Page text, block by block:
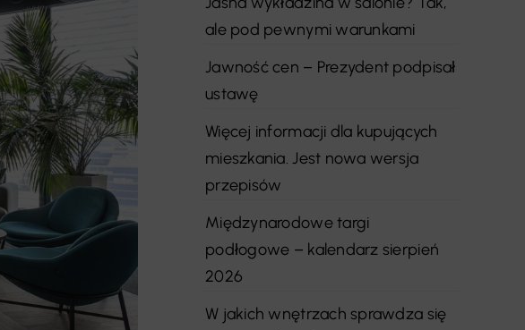
ale pod pewnymi warunkami
Jawność cen – Prezydent podpisał
ustawę
Więcej informacji dla kupujących
mieszkania. Jest nowa wersja
przepisów
Międzynarodowe targi
podłogowe – kalendarz sierpień
2026
W jakich wnętrzach sprawdza się